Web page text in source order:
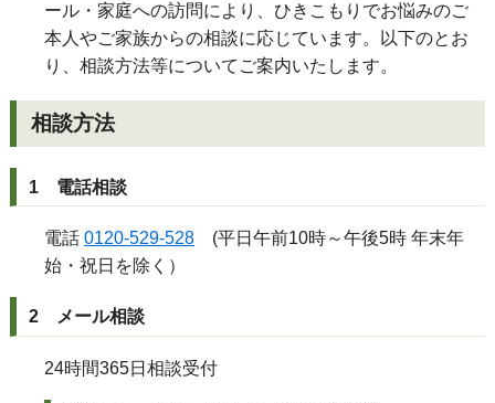
ール・家庭への訪問により、ひきこもりでお悩みのご
本人やご家族からの相談に応じています。以下のとお
り、相談方法等についてご案内いたします。
相談方法
1 電話相談
電話 0120-529-528 (平日午前10時～午後5時 年末年
始・祝日を除く）
2 メール相談
24時間365日相談受付